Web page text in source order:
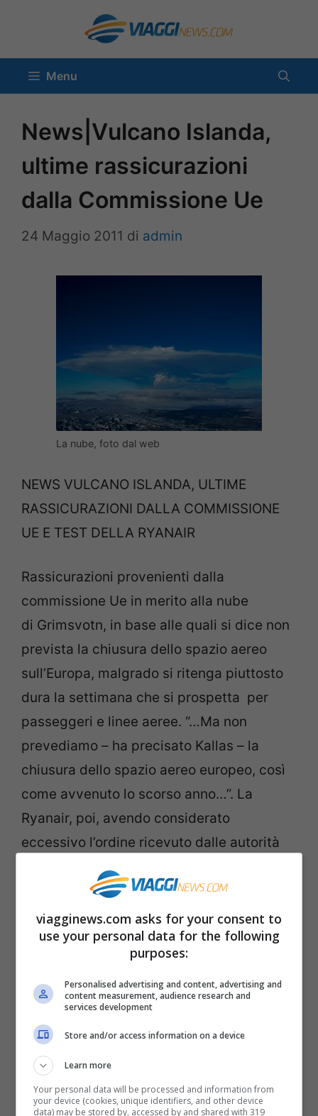
contenuto
Menu
News|Vulcano Islanda,
ultime rassicurazioni
dalla Commissione Ue
24 Maggio 2011 di admin
La nube, foto dal web
NEWS VULCANO ISLANDA, ULTIME
RASSICURAZIONI DALLA COMMISSIONE
UE E TEST DELLA RYANAIR
Rassicurazioni provenienti dalla
commissione Ue in merito alla nube
di Grimsvotn, in base alle quali si dice non
prevista la chiusura dello spazio aereo
sull’Europa, malgrado si ritenga piuttosto
dura la settimana che si prospetta per
passeggeri e linee aeree. “…Ma non
prevediamo – ha precisato Kallas – la
chiusura dello spazio aereo europeo, così
come avvenuto lo scorso anno…”. La
Ryanair, poi, avendo considerato
eccessivo l’ordine ricevuto dalle autorità
del volo irlandesi di tenere a terra gli
apparecchi a Edimburgo, Glasgow e
Aberdeen, ha condotto un volo test di
un’ora sulla Scozia a quota 12.500 metri
nella cosiddetta “zona rossa”.
Secondo Ryanair, al termine del test non
erano visibili sul velivolo tracce di ceneri
vulcaniche e non è stata riscontrata
presenza delle stesse durante le ispezioni
all’atterraggio condotte su fusoliera, ali e
viagginews.com asks for your consent to
use your personal data for the following
purposes:
Personalised advertising and content, advertising and
content measurement, audience research and
services development
Store and/or access information on a device
Learn more
Your personal data will be processed and information from
your device (cookies, unique identifiers, and other device
data) may be stored by, accessed by and shared with 319